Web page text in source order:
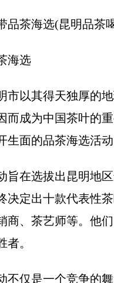
品茶海选(昆明品茶
海选
市以其得天独厚的
而成为中国茶叶的
生面的品茶海选活动
旨在选拔出昆明地
决定出十款代表性
商、茶艺师等。他
者。
不仅是一个竞争的